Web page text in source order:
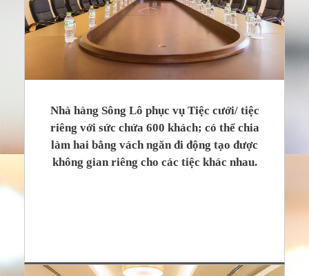
Nhà hàng Sông Lô phục vụ Tiệc cưới/ tiệc
riêng với sức chứa 600 khách; có thể chia
làm hai bằng vách ngăn đi động tạo được
không gian riêng cho các tiệc khác nhau.